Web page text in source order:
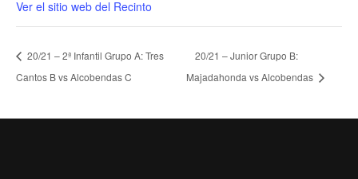
Ver el sitio web del Recinto
20/21 – 2ª Infantil Grupo A: Tres
Cantos B vs Alcobendas C
20/21 – Junior Grupo B:
Majadahonda vs Alcobendas